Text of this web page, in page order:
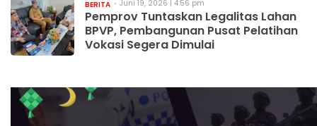
BERITA Juni 19, 2026 | 4:56 pm
Pemprov Tuntaskan Legalitas Lahan
BPVP, Pembangunan Pusat Pelatihan
Vokasi Segera Dimulai